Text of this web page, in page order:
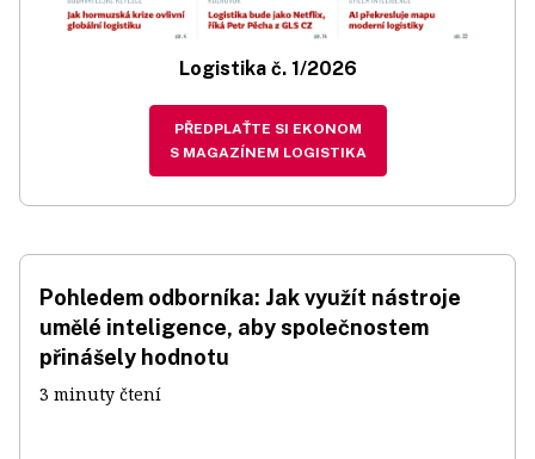
Logistika č. 1/2026
PŘEDPLAŤTE SI EKONOM
S MAGAZÍNEM LOGISTIKA
Pohledem odborníka: Jak využít nástroje
umělé inteligence, aby společnostem
přinášely hodnotu
3 minuty čtení